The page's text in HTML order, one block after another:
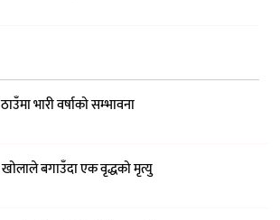
भारी वर्षाको सम्भावना
खोलाले बगाउँदा एक वृद्धको मृत्यु